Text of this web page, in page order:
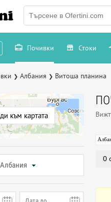
Почивки Стоки
❯ Албания ❯ Витоша планина
към картата
Албания
0